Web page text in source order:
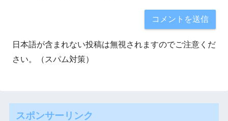
日本語が含まれない投稿は無視されますのでご注意くだ
さい。（スパム対策）
スポンサーリンク